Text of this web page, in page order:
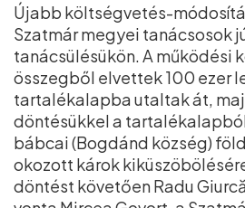
Újabb költségvetés-
Szatmár megyei tanácsosok
tanácsülésükön. A működési
összegből elvettek 100 ezer
tartalékalapba utaltak át,
döntésükkel a
bábcai (Bogdánd község)
okozott károk
döntést követően Radu